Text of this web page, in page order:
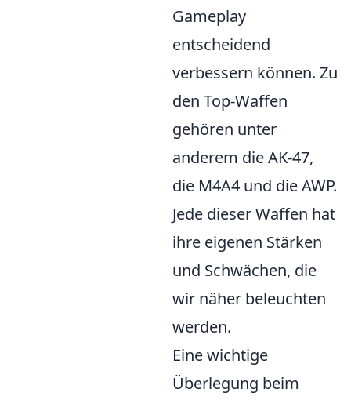
Gameplay
entscheidend
verbessern können. Zu
den Top-Waffen
gehören unter
anderem die AK-47,
die M4A4 und die AWP.
Jede dieser Waffen hat
ihre eigenen Stärken
und Schwächen, die
wir näher beleuchten
werden.
Eine wichtige
Überlegung beim